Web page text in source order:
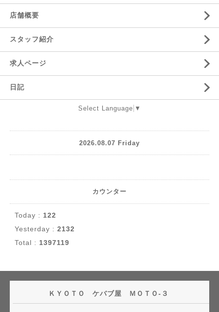
店舗概要
スタッフ紹介
求人ページ
日記
Select Language ▼
2026.08.07 Friday
カウンター
Today : 122
Yesterday : 2132
Total : 1397119
ＫＹＯＴＯ ケバブ屋 ＭＯＴＯ-３